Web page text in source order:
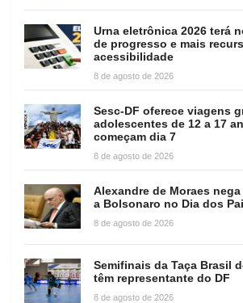
Urna eletrônica 2026 terá
de progresso e mais
acessibilidade
8 de agosto de 2026
Sesc-DF oferece viagens
adolescentes de 12 a 17
começam dia 7
8 de agosto de 2026
Alexandre de Moraes
a Bolsonaro no Dia dos
8 de agosto de 2026
Semifinais da Taça Brasil
têm representante do DF
8 de agosto de 2026